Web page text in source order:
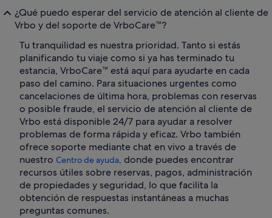
¿Qué puedo esperar del servicio de atención al cliente de
Vrbo y del soporte de VrboCare™?
Tu tranquilidad es nuestra prioridad. Tanto si estás
planificando tu viaje como si ya has terminado tu
estancia, VrboCare™ está aquí para ayudarte en cada
paso del camino. Para situaciones urgentes como
cancelaciones de última hora, problemas con reservas
o posible fraude, el servicio de atención al cliente de
Vrbo está disponible 24/7 para ayudar a resolver
problemas de forma rápida y eficaz. Vrbo también
ofrece soporte mediante chat en vivo a través de
nuestro Centro de ayuda, donde puedes encontrar
recursos útiles sobre reservas, pagos, administración
de propiedades y seguridad, lo que facilita la
obtención de respuestas instantáneas a muchas
preguntas comunes.